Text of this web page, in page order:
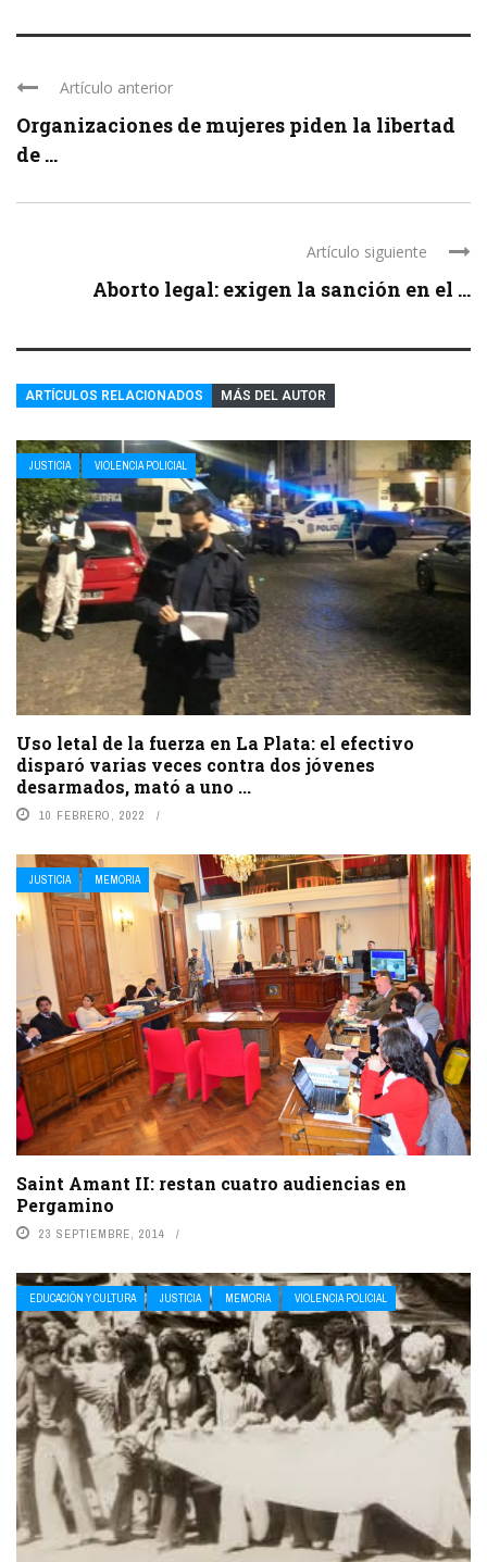
Artículo anterior
Organizaciones de mujeres piden la libertad
de ...
Artículo siguiente
Aborto legal: exigen la sanción en el ...
ARTÍCULOS RELACIONADOS MÁS DEL AUTOR
JUSTICIA VIOLENCIA POLICIAL
Uso letal de la fuerza en La Plata: el efectivo
disparó varias veces contra dos jóvenes
desarmados, mató a uno ...
10 FEBRERO, 2022
JUSTICIA MEMORIA
Saint Amant II: restan cuatro audiencias en
Pergamino
23 SEPTIEMBRE, 2014
EDUCACIÓN Y CULTURA JUSTICIA MEMORIA VIOLENCIA POLICIAL